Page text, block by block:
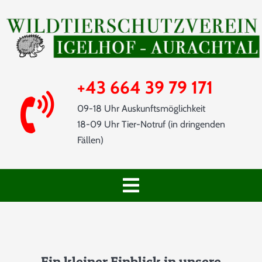
to
content
+43 664 39 79 171
09-18 Uhr Auskunftsmöglichkeit
18-09 Uhr Tier-Notruf (in dringenden
Fällen)
Toggle
SHOP